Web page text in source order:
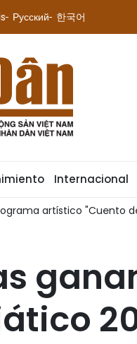
Русский 한국어
Internacional
- Un día muy